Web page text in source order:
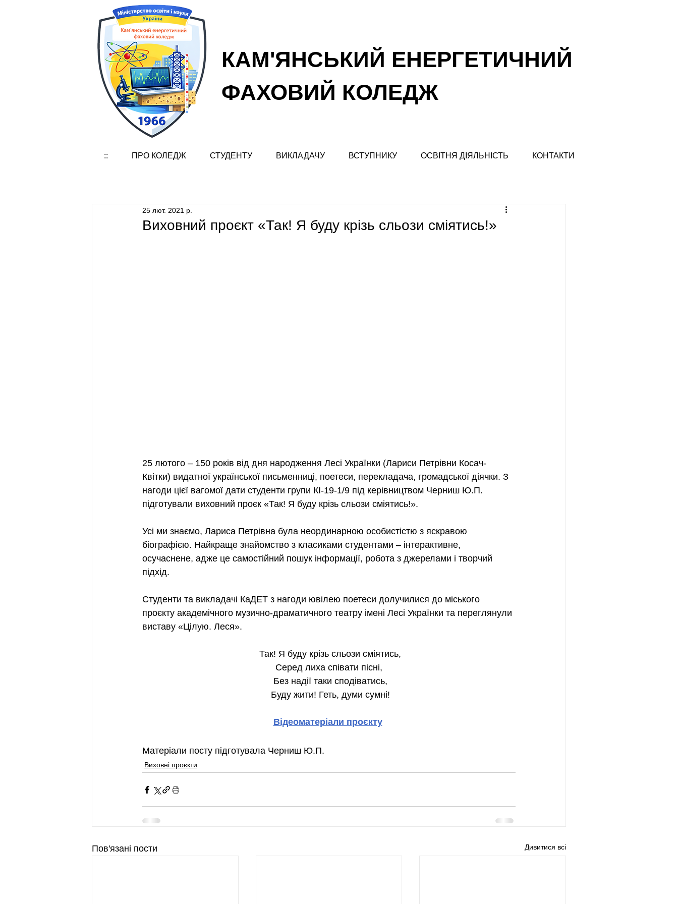
КАМ'ЯНСЬКИЙ ЕНЕРГЕТИЧНИЙ
ФАХОВИЙ КОЛЕДЖ
:: ПРО КОЛЕДЖ СТУДЕНТУ ВИКЛАДАЧУ ВСТУПНИКУ ОСВІТНЯ ДІЯЛЬНІСТЬ КОНТАКТИ
Виховний проєкт «Так! Я буду крізь сльози сміятись!»
25 лют. 2021 р.
25 лютого – 150 років від дня народження Лесі Українки (Лариси Петрівни Косач-
Квітки) видатної української письменниці, поетеси, перекладача, громадської діячки. З
нагоди цієї вагомої дати студенти групи КІ-19-1/9 під керівництвом Черниш Ю.П.
підготували виховний проєк «Так! Я буду крізь сльози сміятись!».
Усі ми знаємо, Лариса Петрівна була неординарною особистістю з яскравою
біографією. Найкраще знайомство з класиками студентами – інтерактивне,
осучаснене, адже це самостійний пошук інформації, робота з джерелами і творчий
підхід.
Студенти та викладачі КаДЕТ з нагоди ювілею поетеси долучилися до міського
проєкту академічного музично-драматичного театру імені Лесі Українки та переглянули
виставу «Цілую. Леся».
Так! Я буду крізь сльози сміятись,
Серед лиха співати пісні,
Без надії таки сподіватись,
Буду жити! Геть, думи сумні!
Відеоматеріали проєкту
Матеріали посту підготувала Черниш Ю.П.
Виховні проєкти
Пов'язані пости Дивитися всі